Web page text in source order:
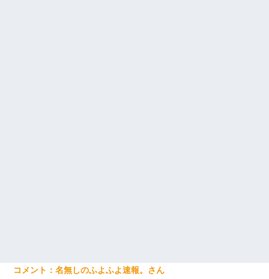
名無しのふよふよ速報。